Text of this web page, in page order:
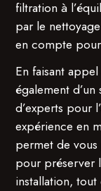
filtration à
par le
en compte
En faisant
également
d’experts pour
expérience en
permet de
pour préserver
installation,